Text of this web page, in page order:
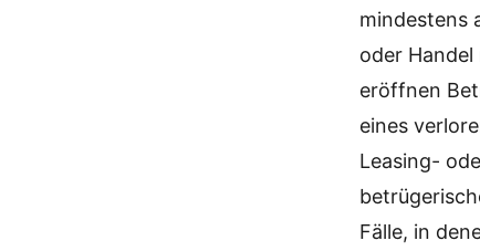
mindestens
oder
eröffnen
eines
Leasing-
Fälle, in